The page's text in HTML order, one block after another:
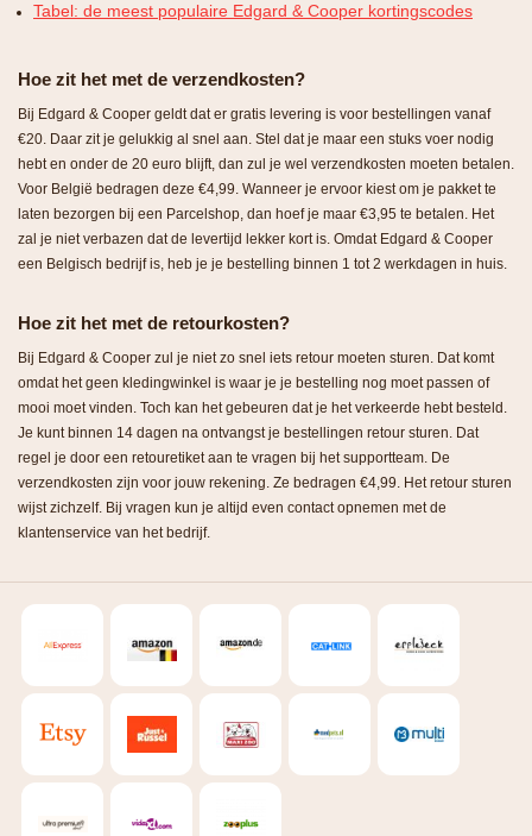
Tabel: de meest populaire Edgard & Cooper kortingscodes
Hoe zit het met de verzendkosten?
Bij Edgard & Cooper geldt dat er gratis levering is voor bestellingen vanaf
€20. Daar zit je gelukkig al snel aan. Stel dat je maar een stuks voer nodig
hebt en onder de 20 euro blijft, dan zul je wel verzendkosten moeten betalen.
Voor België bedragen deze €4,99. Wanneer je ervoor kiest om je pakket te
laten bezorgen bij een Parcelshop, dan hoef je maar €3,95 te betalen. Het
zal je niet verbazen dat de levertijd lekker kort is. Omdat Edgard & Cooper
een Belgisch bedrijf is, heb je je bestelling binnen 1 tot 2 werkdagen in huis.
Hoe zit het met de retourkosten?
Bij Edgard & Cooper zul je niet zo snel iets retour moeten sturen. Dat komt
omdat het geen kledingwinkel is waar je je bestelling nog moet passen of
mooi moet vinden. Toch kan het gebeuren dat je het verkeerde hebt besteld.
Je kunt binnen 14 dagen na ontvangst je bestellingen retour sturen. Dat
regel je door een retouretiket aan te vragen bij het supportteam. De
verzendkosten zijn voor jouw rekening. Ze bedragen €4,99. Het retour sturen
wijst zichzelf. Bij vragen kun je altijd even contact opnemen met de
klantenservice van het bedrijf.